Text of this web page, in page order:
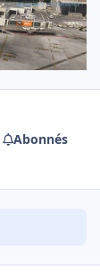
Abonnés